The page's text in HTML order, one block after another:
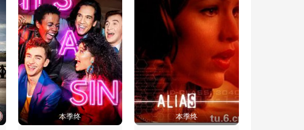
本季终 本季终